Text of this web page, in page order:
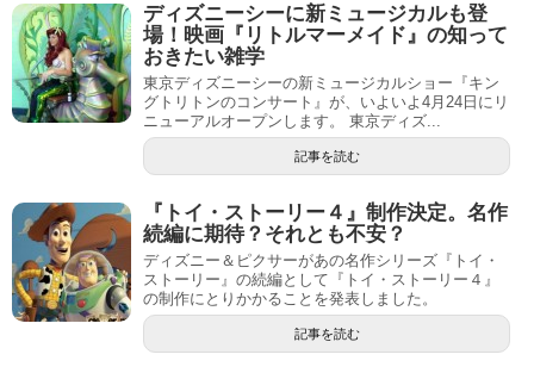
ディズニーシーに新ミュージカルも登
場！映画『リトルマーメイド』の知って
おきたい雑学
東京ディズニーシーの新ミュージカルショー『キン
グトリトンのコンサート』が、いよいよ4月24日にリ
ニューアルオープンします。 東京ディズ...
記事を読む
『トイ・ストーリー４』制作決定。名作
続編に期待？それとも不安？
ディズニー＆ピクサーがあの名作シリーズ『トイ・
ストーリー』の続編として『トイ・ストーリー４』
の制作にとりかかることを発表しました。
記事を読む